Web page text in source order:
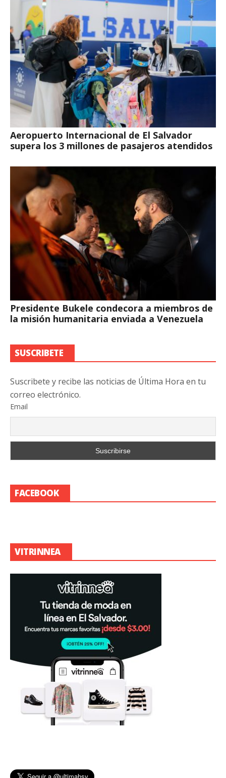
Aeropuerto Internacional de El Salvador
supera los 3 millones de pasajeros atendidos
Presidente Bukele condecora a miembros de
la misión humanitaria enviada a Venezuela
SUSCRIBETE
Suscribete y recibe las noticias de Última Hora en tu
correo electrónico.
Email
FACEBOOK
VITRINNEA